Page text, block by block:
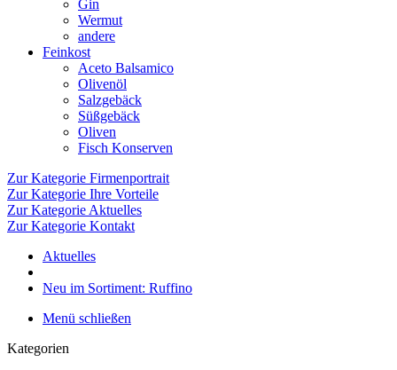
Gin
Wermut
andere
Feinkost
Aceto Balsamico
Olivenöl
Salzgebäck
Süßgebäck
Oliven
Fisch Konserven
Zur Kategorie Firmenportrait
Zur Kategorie Ihre Vorteile
Zur Kategorie Aktuelles
Zur Kategorie Kontakt
Aktuelles
Neu im Sortiment: Ruffino
Menü schließen
Kategorien